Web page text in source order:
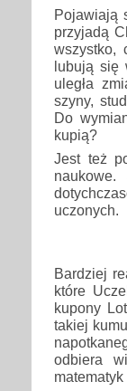
Pojawiają
przyjadą
wszystko,
lubują się
uległa
szyny,
Do
kupią?
Jest też
uczonych.
Bardziej
które
kupony
takiej
odbiera